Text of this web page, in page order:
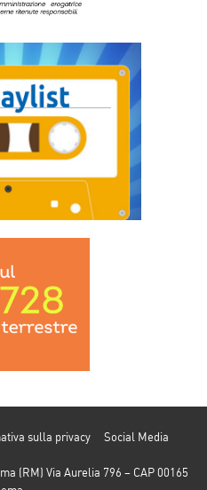
sulla privacy
Social Media
(RM) Via Aurelia 796 – CAP 00165